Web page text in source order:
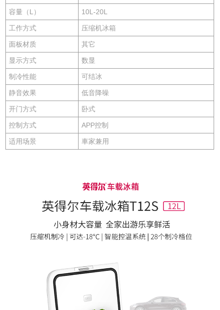
容量（L） 10L-20L
工作方式 压缩机冰箱
面板材质 其它
显示方式 数显
制冷性能 可结冰
静音效果 低音降噪
开门方式 卧式
控制方式 APP控制
适用场景 車家兼用